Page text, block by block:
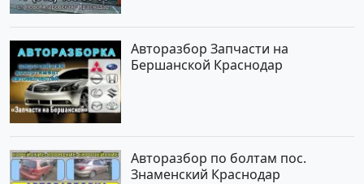
Авторазбор Запчасти на
Бершанской Краснодар
Авторазбор по болтам пос.
Знаменский Краснодар